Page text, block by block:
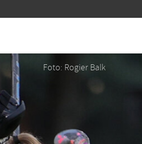
Foto: Rogier Balk